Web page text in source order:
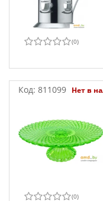
(0)
Код: 811099 Нет в
(0)